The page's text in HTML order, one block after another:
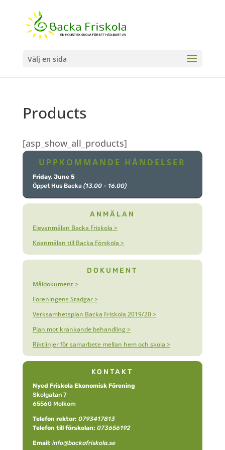
Välj en sida
Products
[asp_show_all_products]
UPPKOMMANDE HÄNDELSER
Friday, June 5
Öppet Hus Backa (13.00 - 16.00)
ANMÄLAN
Elevanmälan Backa Friskola >
Köanmälan till Backa Förskola >
DOKUMENT
Måldokument >
Föreningens Stadgar >
Verksamhetsplan Backa Friskola 2019/20 >
Plan mot kränkande behandling >
Riktlinjer för samarbete mellan hem och skola >
KONTAKT
Nyed Friskola Ekonomisk Förening
Skolgatan 7
65560 Molkom
Telefon rektor: 0793417813
Telefon till förskolan: 073656192
Email: info@backafriskola.se